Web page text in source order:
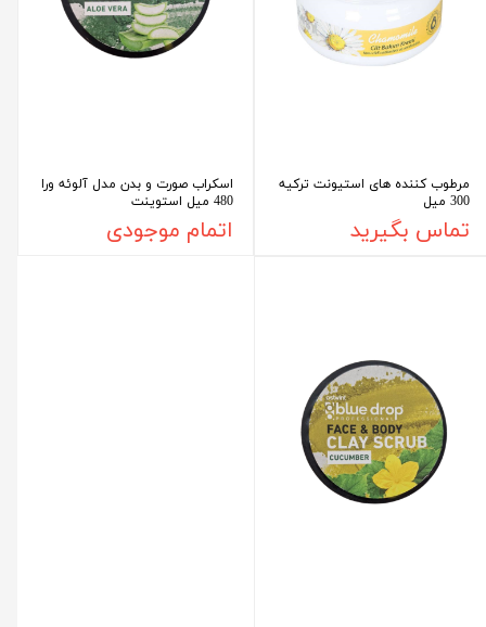
مرطوب کننده های استیونت ترکیه
300 میل
تماس بگیرید
اسکراب صورت و بدن مدل آلوئه ورا
480 میل استوینت
اتمام موجودی